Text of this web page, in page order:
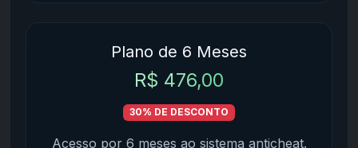
Plano de 6 Meses
R$ 476,00
30% DE DESCONTO
Acesso por 6 meses ao sistema anticheat.